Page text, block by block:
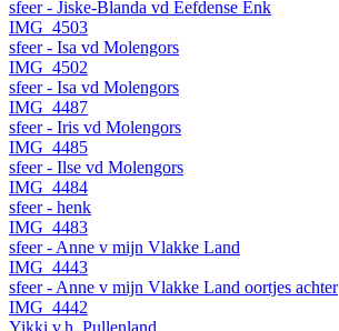
sfeer - Jiske-Blanda vd Eefdense Enk
IMG_4503
sfeer - Isa vd Molengors
IMG_4502
sfeer - Isa vd Molengors
IMG_4487
sfeer - Iris vd Molengors
IMG_4485
sfeer - Ilse vd Molengors
IMG_4484
sfeer - henk
IMG_4483
sfeer - Anne v mijn Vlakke Land
IMG_4443
sfeer - Anne v mijn Vlakke Land oortjes achter
IMG_4442
Yikki v.h. Pullenland